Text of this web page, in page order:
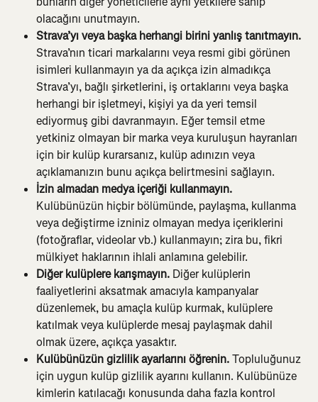
olacağını unutmayın.
Strava’yı veya başka herhangi birini yanlış tanıtmayın.
Strava’nın ticari markalarını veya resmi gibi görünen
isimleri kullanmayın ya da açıkça izin almadıkça
Strava’yı, bağlı şirketlerini, iş ortaklarını veya başka
herhangi bir işletmeyi, kişiyi ya da yeri temsil
ediyormuş gibi davranmayın. Eğer temsil etme
yetkiniz olmayan bir marka veya kuruluşun hayranları
için bir kulüp kurarsanız, kulüp adınızın veya
açıklamanızın bunu açıkça belirtmesini sağlayın.
İzin almadan medya içeriği kullanmayın.
Kulübünüzün hiçbir bölümünde, paylaşma, kullanma
veya değiştirme izniniz olmayan medya içeriklerini
(fotoğraflar, videolar vb.) kullanmayın; zira bu, fikri
mülkiyet haklarının ihlali anlamına gelebilir.
Diğer kulüplere karışmayın. Diğer kulüplerin
faaliyetlerini aksatmak amacıyla kampanyalar
düzenlemek, bu amaçla kulüp kurmak, kulüplere
katılmak veya kulüplerde mesaj paylaşmak dahil
olmak üzere, açıkça yasaktır.
Kulübünüzün gizlilik ayarlarını öğrenin. Topluluğunuz
için uygun kulüp gizlilik ayarını kullanın. Kulübünüze
kimlerin katılacağı konusunda daha fazla kontrol